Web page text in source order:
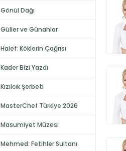
Gönül Dağı
Güller ve Günahlar
Halef: Köklerin Çağrısı
Kader Bizi Yazdı
Kızılcık Şerbeti
MasterChef Türkiye 2026
Masumiyet Müzesi
Mehmed: Fetihler Sultanı